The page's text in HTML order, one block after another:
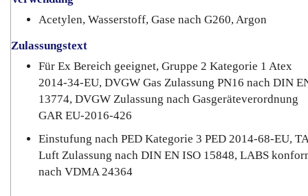
Acetylen, Wasserstoff, Gase nach G260, Argon
Zulassungstext
Für Ex Bereich geeignet, Gruppe 2 Kategorie 1 Atex
2014-34-EU, DVGW Gas Zulassung PN16 nach DIN
13774, DVGW Zulassung nach Gasgeräteverordnung
GAR EU-2016-426
Einstufung nach PED Kategorie 3 PED 2014-68-EU,
Luft Zulassung nach DIN EN ISO 15848, LABS
nach VDMA 24364